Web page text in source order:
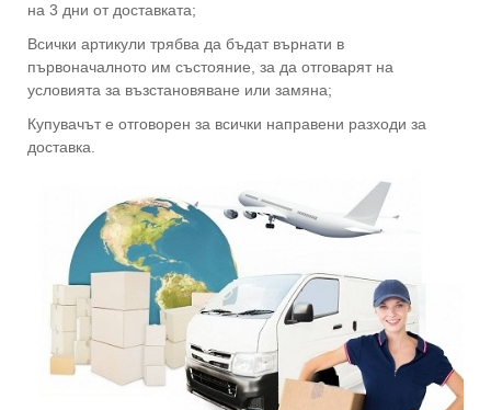
на 3 дни от доставката;
Всички артикули трябва да бъдат върнати в
първоначалното им състояние, за да отговарят на
условията за възстановяване или замяна;
Купувачът е отговорен за всички направени разходи за
доставка.